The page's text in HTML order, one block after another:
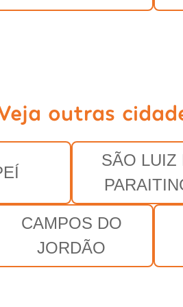
outras
SÃO LUIZ
CAMPOS DO
JORDÃO